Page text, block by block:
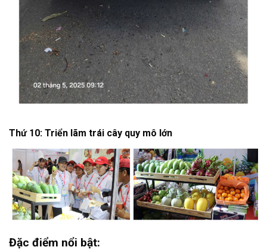
Thứ 10: Triển lãm trái cây quy mô lớn
Đặc điểm nổi bật: